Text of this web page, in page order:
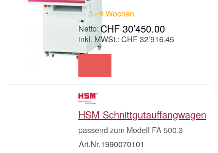
3 - 4 Wochen
CHF 30’450.00
inkl. MWSt.: CHF 32’916.45
HSM Schnittgutauffangwagen
passend zum Modell FA 500.3
Art.Nr.1990070101